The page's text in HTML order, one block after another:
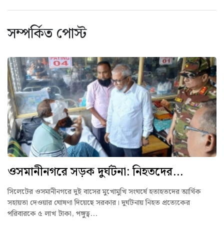
সম্পর্কিত পোস্ট
ওসমানীনগরে সড়ক দুর্ঘটনা: নিহতদের...
সিলেটের ওসমানীনগরে দুই বাসের মুখোমুখি সংঘর্ষে হতাহতদের আর্থিক
সহায়তা দেওয়ার ঘোষণা দিয়েছে সরকার। দুর্ঘটনায় নিহত প্রত্যেকের
পরিবারকে ৫ লাখ টাকা, পঙ্গুত্ব...